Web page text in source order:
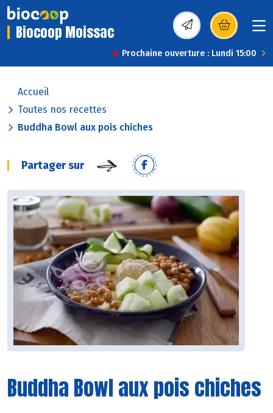
Biocoop Moissac (s’ouvre dans une
Prochaine ouverture : Lundi 15:00
Accueil
Toutes nos recettes
Buddha Bowl aux pois chiches
Partager sur
Buddha Bowl aux pois chiches